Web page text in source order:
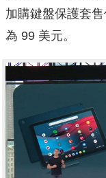
加購鍵盤保護套
為 99 美元。